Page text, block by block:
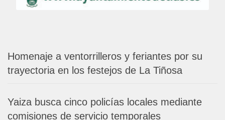
Homenaje a ventorrilleros y feriantes por su
trayectoria en los festejos de La Tiñosa
Yaiza busca cinco policías locales mediante
comisiones de servicio temporales